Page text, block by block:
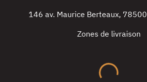
146 av. Maurice Berteaux, 78500
Zones de livraison